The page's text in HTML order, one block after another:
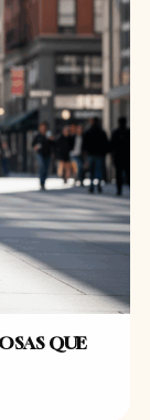
QUE